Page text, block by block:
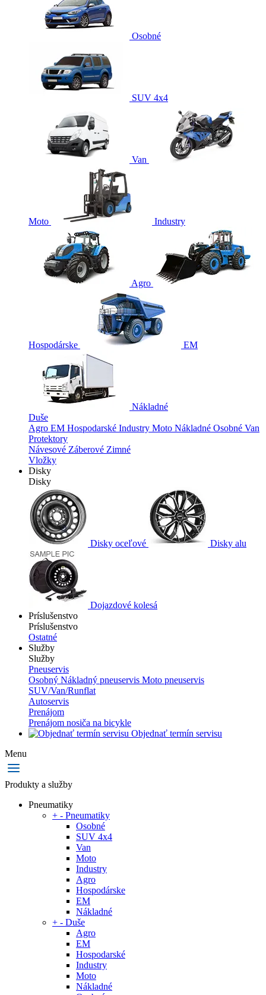
Osobné
SUV 4x4
Van
Moto Industry
Agro
Hospodárske EM
Nákladné
Duše
Agro EM Hospodarské Industry Moto Nákladné Osobné Van
Protektory
Návesové Záberové Zimné
Vložky
Disky
Disky
Disky oceľové Disky alu
Dojazdové kolesá
Príslušenstvo
Príslušenstvo
Ostatné
Služby
Služby
Pneuservis
Osobný Nákladný pneuservis Moto pneuservis
SUV/Van/Runflat
Autoservis
Prenájom
Prenájom nosiča na bicykle
Objednať termín servisu
Menu
Produkty a služby
Pneumatiky
+ - Pneumatiky
Osobné
SUV 4x4
Van
Moto
Industry
Agro
Hospodárske
EM
Nákladné
+ - Duše
Agro
EM
Hospodarské
Industry
Moto
Nákladné